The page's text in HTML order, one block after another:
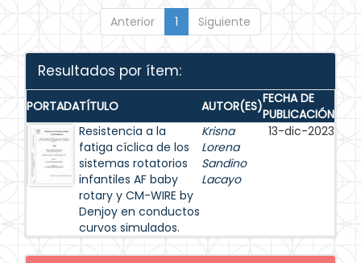
Anterior 1 Siguiente
Resultados por ítem:
PORTADATÍTULO AUTOR(ES)FECHA DE
PUBLICACIÓN
Resistencia a la
fatiga cíclica de los
sistemas rotatorios
infantiles AF baby
rotary y CM-WIRE by
Denjoy en conductos
curvos simulados.
Krisna
Lorena
Sandino
Lacayo
13-dic-2023